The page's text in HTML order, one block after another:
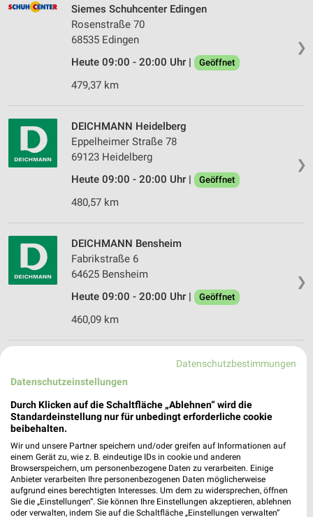
❯
Siemes Schuhcenter Edingen
Rosenstraße 70
68535 Edingen
Heute 09:00 - 20:00 Uhr |
Geöffnet
479,37 km
❯
DEICHMANN Heidelberg
Eppelheimer Straße 78
69123 Heidelberg
Heute 09:00 - 20:00 Uhr |
Geöffnet
480,57 km
❯
DEICHMANN Bensheim
Fabrikstraße 6
64625 Bensheim
Heute 09:00 - 20:00 Uhr |
Geöffnet
460,09 km
Shoe4You Heidelberg-Rohrbach
Hertzstraße 1
Heute 09:00 - 20:00 Uhr | Geöffnet
DEICHMANN Heidelberg
Hertzstraße 1
69126 Heidelberg
Datenschutzbestimmungen
Datenschutzeinstellungen
Durch Klicken auf die Schaltfläche „Ablehnen“ wird die
Standardeinstellung nur für unbedingt erforderliche cookie
beibehalten.
Wir und unsere Partner speichern und/oder greifen auf Informationen auf
einem Gerät zu, wie z. B. eindeutige IDs in cookie und anderen
Browserspeichern, um personenbezogene Daten zu verarbeiten. Einige
Anbieter verarbeiten Ihre personenbezogenen Daten möglicherweise
aufgrund eines berechtigten Interesses. Um dem zu widersprechen, öffnen
Sie die „Einstellungen“. Sie können Ihre Einstellungen akzeptieren, ablehnen
oder verwalten, indem Sie auf die Schaltfläche „Einstellungen verwalten“